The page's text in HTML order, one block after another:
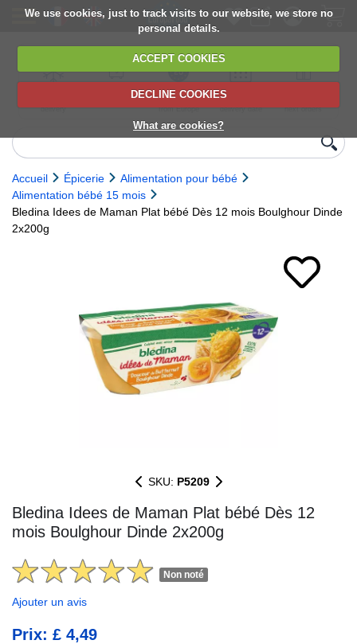
We use cookies, just to track visits to our website, we store no
personal details.
ACCEPT COOKIES
DECLINE COOKIES
What are cookies?
delivery
6,000+ products
Direct import
from Europe
Choose your
delivery date
next orders
Accueil Épicerie
Alimentation pour bébé
Alimentation bébé 15 mois
Bledina Idees de Maman Plat bébé Dès 12 mois Boulghour Dinde
2x200g
SKU: P5209
Bledina Idees de Maman Plat bébé Dès 12
mois Boulghour Dinde 2x200g
Non noté
Ajouter un avis
Prix: £ 4,49